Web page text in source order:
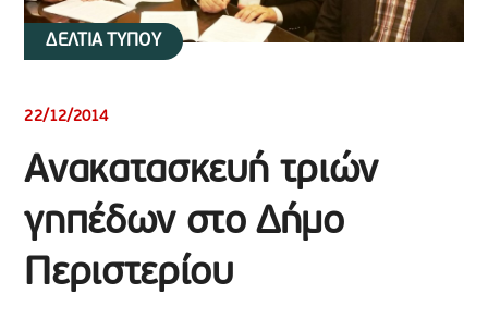
ΔΕΛΤΙΑ ΤΥΠΟΥ
22/12/2014
Ανακατασκευή τριών
γηπέδων στο Δήμο
Περιστερίου